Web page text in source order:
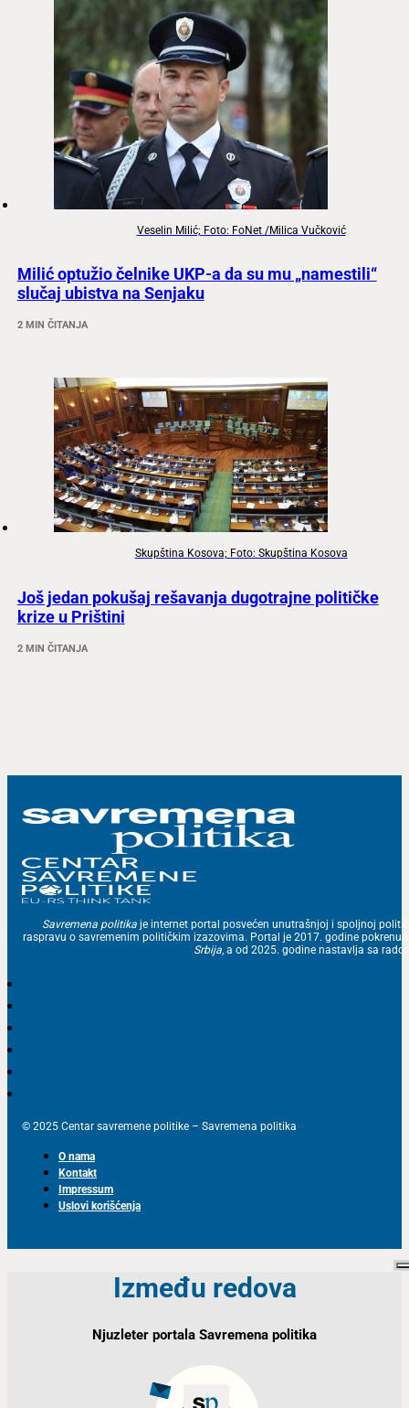
Veselin Milić; Foto: FoNet /Milica Vučković
Milić optužio čelnike UKP-a da su mu „namestili“
slučaj ubistva na Senjaku
2 MIN ČITANJA
Skupština Kosova; Foto: Skupština Kosova
Još jedan pokušaj rešavanja dugotrajne političke
krize u Prištini
2 MIN ČITANJA
Savremena politika je internet portal posvećen unutrašnjoj i spoljnoj
raspravu o savremenim političkim izazovima. Portal je 2017. godine
Srbija, a od 2025. godine nastavlja sa
© 2025 Centar savremene politike – Savremena politika
O nama
Kontakt
Impressum
Uslovi korišćenja
Između redova
Njuzleter portala Savremena politika